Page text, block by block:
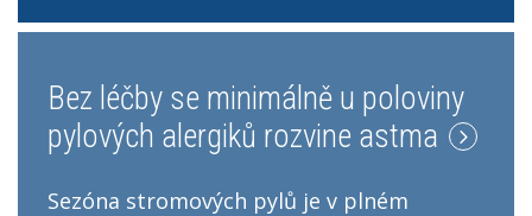
Bez léčby se minimálně u poloviny
pylových alergiků rozvine astma
Sezóna stromových pylů je v plném